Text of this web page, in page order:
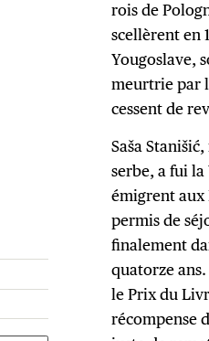
rois de
scellèrent en
Yougoslave,
meurtrie par
cessent de
Saša
serbe, a fui la
émigrent aux
permis de
finalement
quatorze
le Prix du
récompense